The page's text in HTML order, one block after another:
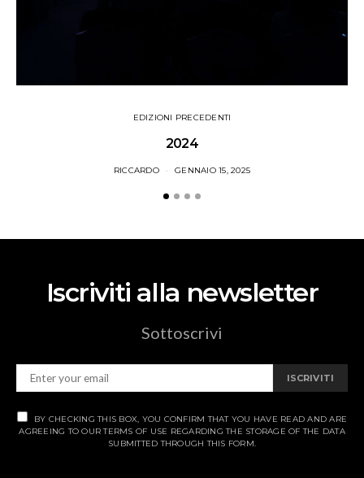
EDIZIONI PRECEDENTI
2024
RICCARDO GENNAIO 15, 2025
Iscriviti alla newsletter
Sottoscrivi
ISCRIVITI
BY CHECKING THIS BOX, YOU CONFIRM THAT YOU HAVE READ AND ARE
AGREEING TO OUR TERMS OF USE REGARDING THE STORAGE OF THE DATA
SUBMITTED THROUGH THIS FORM.